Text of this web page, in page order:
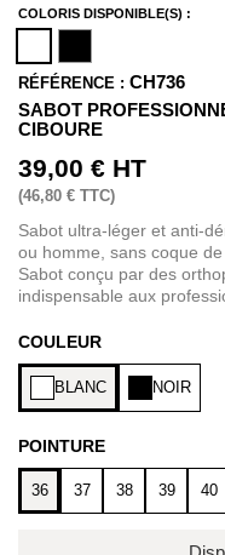
COLORIS DISPONIBLE(S) :
RÉFÉRENCE : CH736
SABOT
CIBOURE
39,00 € HT
(46,80 € TTC)
Sabot ultra-léger et anti-
ou homme, sans coque de
Sabot conçu par des
indispensable aux
COULEUR
BLANC NOIR
POINTURE
36 37 38 39 40